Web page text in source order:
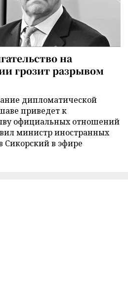
на
грозит разрывом
дипломатической
приведет к
официальных отношений
министр иностранных
Сикорский в эфире